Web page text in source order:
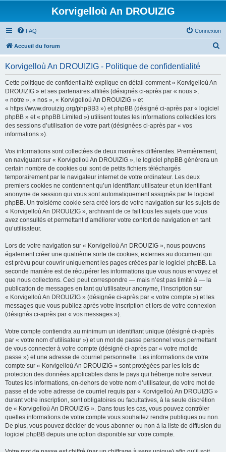
Korvigelloù An DROUIZIG
FAQ Connexion
Accueil du forum
Korvigelloù An DROUIZIG - Politique de confidentialité
Cette politique de confidentialité explique en détail comment « Korvigelloù An
DROUIZIG » et ses partenaires affiliés (désignés ci-après par « nous »,
« notre », « nos », « Korvigelloù An DROUIZIG » et
« https://www.drouizig.org/phpBB3 ») et phpBB (désigné ci-après par « logiciel
phpBB » et « phpBB Limited ») utilisent toutes les informations collectées lors
des sessions d’utilisation de votre part (désignées ci-après par « vos
informations »).
Vos informations sont collectées de deux manières différentes. Premièrement,
en naviguant sur « Korvigelloù An DROUIZIG », le logiciel phpBB génèrera un
certain nombre de cookies qui sont de petits fichiers téléchargés
temporairement par le navigateur internet de votre ordinateur. Les deux
premiers cookies ne contiennent qu’un identifiant utilisateur et un identifiant
anonyme de session qui vous sont automatiquement assignés par le logiciel
phpBB. Un troisième cookie sera créé lors de votre navigation sur les sujets de
« Korvigelloù An DROUIZIG », archivant de ce fait tous les sujets que vous
avez consultés et permettant d’améliorer votre confort de navigation en tant
qu’utilisateur.
Lors de votre navigation sur « Korvigelloù An DROUIZIG », nous pouvons
également créer une quatrième sorte de cookies, externes au document qui
est prévu pour couvrir uniquement les pages créées par le logiciel phpBB. La
seconde manière est de récupérer les informations que vous nous envoyez et
que nous collectons. Ceci peut correspondre — mais n’est pas limité à — la
publication de messages en tant qu’utilisateur anonyme, l’inscription sur
« Korvigelloù An DROUIZIG » (désignée ci-après par « votre compte ») et les
messages que vous publiez après votre inscription et lors de votre connexion
(désignés ci-après par « vos messages »).
Votre compte contiendra au minimum un identifiant unique (désigné ci-après
par « votre nom d’utilisateur ») et un mot de passe personnel vous permettant
de vous connecter à votre compte (désigné ci-après par « votre mot de
passe ») et une adresse de courriel personnelle. Les informations de votre
compte sur « Korvigelloù An DROUIZIG » sont protégées par les lois de
protection des données applicables dans le pays qui héberge notre serveur.
Toutes les informations, en-dehors de votre nom d’utilisateur, de votre mot de
passe et de votre adresse de courriel requis par « Korvigelloù An DROUIZIG »
durant votre inscription, sont obligatoires ou facultatives, à la seule discrétion
de « Korvigelloù An DROUIZIG ». Dans tous les cas, vous pouvez contrôler
quelles informations de votre compte vous souhaitez rendre publiques ou non.
De plus, vous pouvez décider de vous abonner ou non à la liste de diffusion du
logiciel phpBB depuis une option disponible sur votre compte.